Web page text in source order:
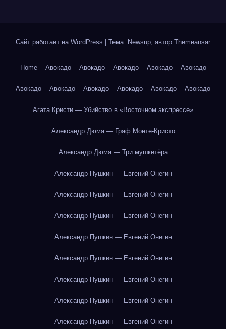
Сайт работает на WordPress Тема: Newsup, автор Themeansar
Home Авокадо Авокадо Авокадо Авокадо Авокадо
Авокадо Авокадо Авокадо Авокадо Авокадо Авокадо
Агата Кристи — Убийство в «Восточном экспрессе»
Александр Дюма — Граф Монте-Кристо
Александр Дюма — Три мушкетёра
Александр Пушкин — Евгений Онегин
Александр Пушкин — Евгений Онегин
Александр Пушкин — Евгений Онегин
Александр Пушкин — Евгений Онегин
Александр Пушкин — Евгений Онегин
Александр Пушкин — Евгений Онегин
Александр Пушкин — Евгений Онегин
Александр Пушкин — Евгений Онегин